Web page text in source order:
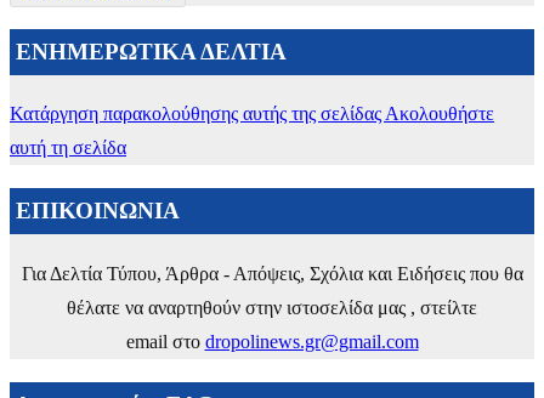
ΕΝΗΜΕΡΩΤΙΚΑ ΔΕΛΤΙΑ
Κατάργηση παρακολούθησης αυτής της σελίδαςΑκολουθήστε
αυτή τη σελίδα
ΕΠΙΚΟΙΝΩΝΙΑ
Για Δελτία Τύπου, Άρθρα - Απόψεις, Σχόλια και Ειδήσεις που θα
θέλατε να αναρτηθούν στην ιστοσελίδα μας , στείλτε
email στο dropolinews.gr@gmail.com